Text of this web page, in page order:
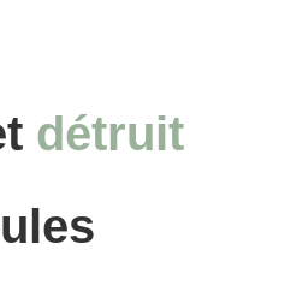
détruit